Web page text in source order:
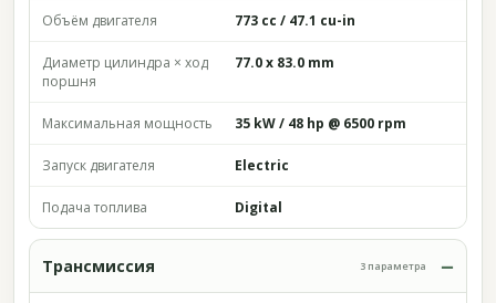
Объём двигателя 773 cc / 47.1 cu-in
Диаметр цилиндра × ход
поршня
77.0 x 83.0 mm
Максимальная мощность 35 kW / 48 hp @ 6500 rpm
Запуск двигателя Electric
Подача топлива Digital
Трансмиссия 3 параметра